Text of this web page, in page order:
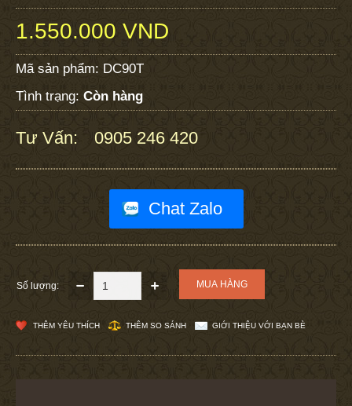
1.550.000 VND
Mã sản phẩm: DC90T
Tình trạng: Còn hàng
Tư Vấn: 0905 246 420
Chat Zalo
Số lượng:
THÊM YÊU THÍCH THÊM SO SÁNH GIỚI THIỆU VỚI BẠN BÈ